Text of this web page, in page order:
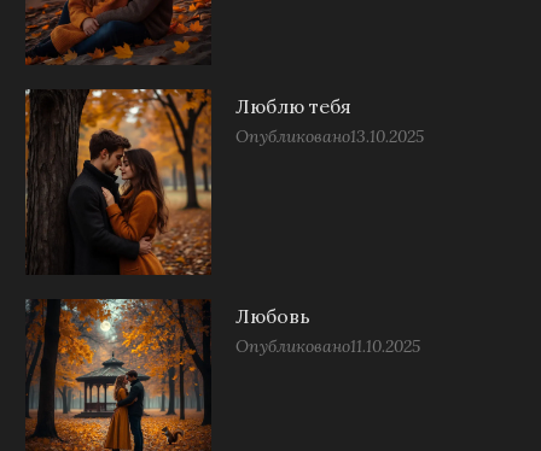
Люблю тебя
Опубликовано13.10.2025
Любовь
Опубликовано11.10.2025